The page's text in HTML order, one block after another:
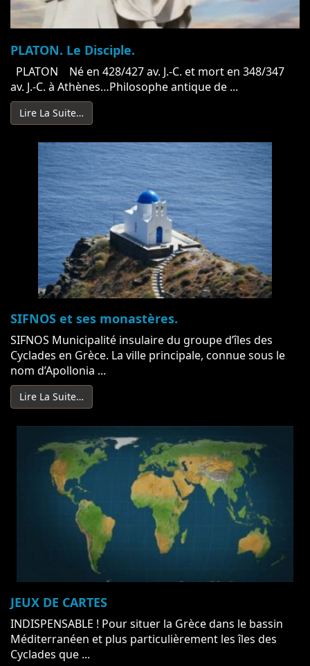
PLATON. Le Disciple.
PLATON Né en 428/427 av. J.-C. et mort en 348/347
av. J.-C. à Athènes…Philosophe antique de ...
Lire La Suite…
SIFNOS et ses monastères.
SIFNOS Municipalité insulaire du groupe d’îles des
Cyclades en Grèce. La ville principale, connue sous le
nom d’Apollonia ...
Lire La Suite…
JEUX DE CARTES
INDISPENSABLE ! Pour situer la Grèce dans le bassin
Méditerranéen et plus particulièrement les îles des
Cyclades que ...